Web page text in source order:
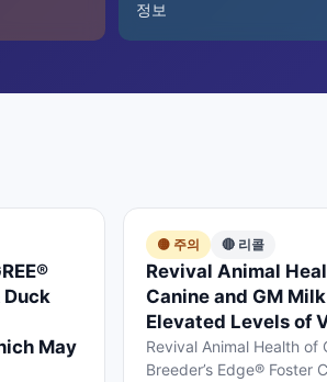
정보
Duck
May
🟡 주의 🔴 리콜
Revival Animal
Canine and GM
Elevated Levels of
Revival Animal Health of
Breeder’s Edge® Foster